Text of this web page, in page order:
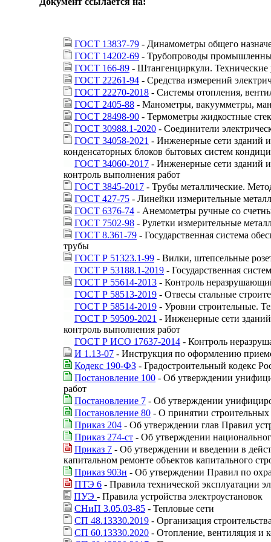
ГОСТ 13837-79 - Динамометры общего
ГОСТ 14202-69 - Трубопроводы
ГОСТ 166-89 - Штангенциркули. Технические
ГОСТ 22261-94 - Средства измерений
ГОСТ 22270-2018 - Системы отопления,
ГОСТ 2405-88 - Манометры, вакуумметры,
ГОСТ 28498-90 - Термометры жидкостные
ГОСТ 30988.1-2020 - Соединители
ГОСТ 34058-2021 - Инженерные сети зданий
конденсаторных блоков бытовых систем
ГОСТ 34060-2017 - Инженерные сети зданий
контроль выполнения работ
ГОСТ 3845-2017 - Трубы металлические.
ГОСТ 427-75 - Линейки измерительные
ГОСТ 6376-74 - Анемометры ручные со
ГОСТ 7502-98 - Рулетки измерительные
ГОСТ 8.361-79 - Государственная система
трубы
ГОСТ Р 51323.1-99 - Вилки, штепсельные
ГОСТ Р 53188.1-2019 - Государственная
ГОСТ Р 55614-2013 - Контроль
ГОСТ Р 58513-2019 - Отвесы стальные
ГОСТ Р 58514-2019 - Уровни строительные.
ГОСТ Р 59509-2021 - Инженерные сети
контроль выполнения работ
ГОСТ Р ИСО 17637-2014 - Контроль
И 1.13-07 - Инструкция по оформлению
Кодекс 190-ФЗ - Градостроительный кодекс
Постановление 100 - Об утверждении
работ
Постановление 7 - Об утверждении
Постановление 80 - О принятии строительных
Приказ 204 - Об утверждении глав Правил
Приказ 274-ст - Об утверждении
Приказ 7 - Об утверждении и введении в
капитальном ремонте объектов капитального
Приказ 903н - Об утверждении Правил по
ПТЭ 6 - Правила технической эксплуатации
ПУЭ - Правила устройства электроустановок
СНиП 3.05.03-85 - Тепловые сети
СП 48.13330.2019 - Организация строительства
СП 60.13330.2020 - Отопление, вентиляция и